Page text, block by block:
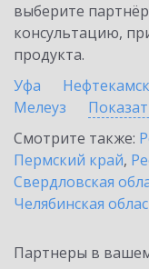
выберите
консультацию,
продукта.
Уфа
Нефтекамск
Мелеуз
Смотрите также:
Пермский край,
Свердловская
Челябинская
Партнеры в